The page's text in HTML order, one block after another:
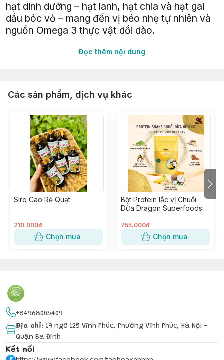
hạt dinh dưỡng – hạt lanh, hạt chia và hạt gai
dầu bóc vỏ – mang đến vị béo nhẹ tự nhiên và
nguồn Omega 3 thực vật dồi dào.
(*Từ nông nghiệp hữu cơ)
Hướng dẫn sử dụng:
Dùng 2 muỗng canh (15g) mỗi ngày.
Pha cùng sinh tố hoặc rắc lên món ăn yêu
Bảo quản:
Nơi khô ráo, thoáng mát, tránh ánh nắng trực
tiếp.
Đọc thêm nội dung
Các sản phẩm, dịch vụ khác
Siro Cao Rẻ Quạt
210.000đ
Chọn mua
Bột Protein lắc vị Chuối
Dừa Dragon Superfoods
755.000đ
Chọn mua
+84968005409
Địa chỉ: 19 ngõ 125 Vĩnh Phúc, Phường Vĩnh Phúc, Hà Nội -
Quận Ba Đình
Kết nối